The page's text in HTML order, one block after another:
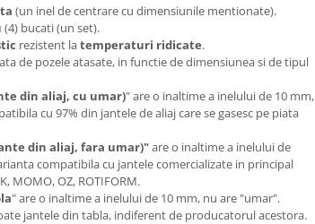
(un inel de centrare cu dimensiunile mentionate).
(4) bucati (un set).
rezistent latemperaturi ridicate.
de pozele atasate, in functie de dimensiunea si de tipul
din aliaj, cu umar)" are o inaltime a inelului de 10 mm,
cu 97% din jantele de aliaj care se gasesc pe piata
din aliaj, fara umar)"are o inaltime a inelului de
compatibila cu jantele comercializate in principal
MOMO, OZ, ROTIFORM.
" are o inaltime a inelului de 10 mm, nu are "umar".
jantele din tabla, indiferent de producatorul acestora.